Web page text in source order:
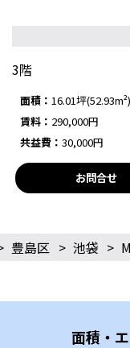
3階
面積： 16.01坪(52.93m²)
賃料： 290,000円
共益費： 30,000円
お問合せ
豊島区 > 池袋 >
面積・